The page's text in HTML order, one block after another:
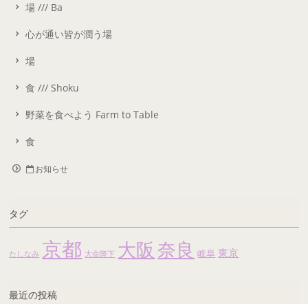
場 /// Ba
心が通い皆が潤う場
場
食 /// Shoku
野菜を食べよう Farm to Table
食
お知らせ
タグ
たしなみ 京都 大命降下 大阪 奈良 岐阜 東京
最近の投稿